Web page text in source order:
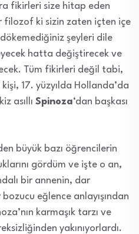
fikirleri size hitap eden
ki sizin zaten içten içe
şeyleri dile
hatta değiştirecek ve
Tüm fikirleri değil tabi,
17. yüzyılda Hollanda’da
asıllı Spinoza‘dan başkası
büyük bazı öğrencilerin
gördüm ve işte o an,
bir annenin, dar
eğlence anlayışından
karmaşık tarzı ve
yakınıyorlardı.